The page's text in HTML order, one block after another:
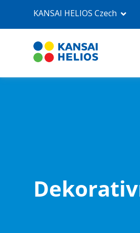
KANSAI HELIOS Czech